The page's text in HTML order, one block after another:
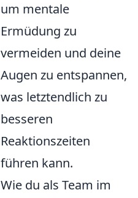
um mentale
Ermüdung zu
vermeiden und deine
Augen zu entspannen,
was letztendlich zu
besseren
Reaktionszeiten
führen kann.
Wie du als Team im